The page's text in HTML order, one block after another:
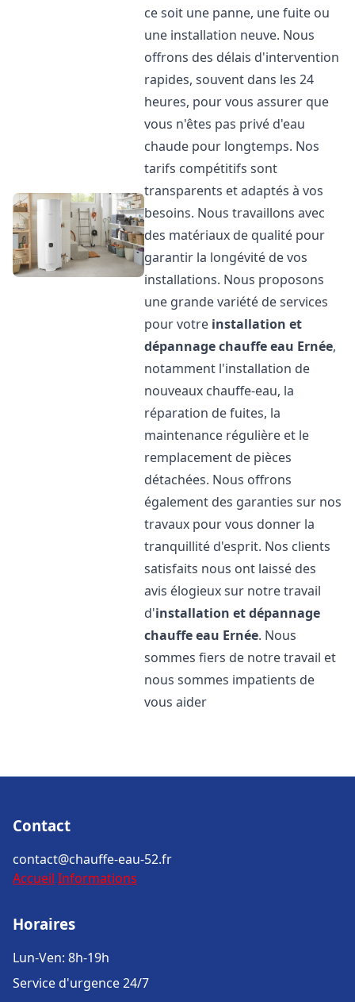
ce soit une panne, une fuite ou
une installation neuve. Nous
offrons des délais d'intervention
rapides, souvent dans les 24
heures, pour vous assurer que
vous n'êtes pas privé d'eau
chaude pour longtemps. Nos
tarifs compétitifs sont
transparents et adaptés à vos
besoins. Nous travaillons avec
des matériaux de qualité pour
garantir la longévité de vos
installations. Nous proposons
une grande variété de services
pour votre installation et
dépannage chauffe eau Ernée,
notamment l'installation de
nouveaux chauffe-eau, la
réparation de fuites, la
maintenance régulière et le
remplacement de pièces
détachées. Nous offrons
également des garanties sur nos
travaux pour vous donner la
tranquillité d'esprit. Nos clients
satisfaits nous ont laissé des
avis élogieux sur notre travail
d'installation et dépannage
chauffe eau Ernée. Nous
sommes fiers de notre travail et
nous sommes impatients de
vous aider
Contact
contact@chauffe-eau-52.fr
Accueil Informations
Horaires
Lun-Ven: 8h-19h
Service d'urgence 24/7